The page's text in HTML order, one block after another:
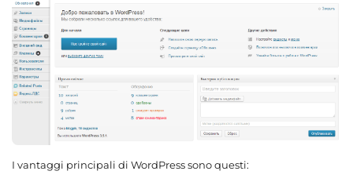
I vantaggi principali di WordPress sono questi: